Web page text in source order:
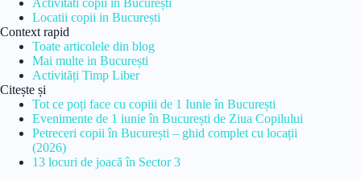
Locatii copii in București
Context rapid
Toate articolele din blog
Mai multe in București
Activități Timp Liber
Citește și
Tot ce poți face cu copiii de 1 Iunie în București
Evenimente de 1 iunie în București de Ziua Copilului
Petreceri copii în București – ghid complet cu locații
(2026)
13 locuri de joacă în Sector 3